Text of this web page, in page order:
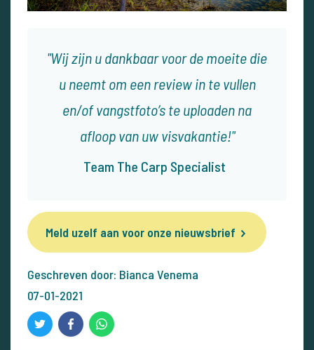
Wij zijn u dankbaar voor de moeite die
u neemt om een review in te vullen
en/of vangstfoto’s te uploaden na
afloop van uw visvakantie!
Team The Carp Specialist
Meld uzelf aan voor onze nieuwsbrief
Geschreven door: Bianca Venema
07-01-2021